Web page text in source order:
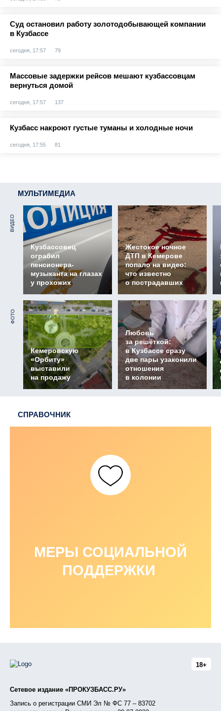
Суд остановил работу золотодобывающей компании
в Кузбассе
сегодня, 17:57 79
Массовые задержки рейсов мешают кузбассовцам
вернуться домой
сегодня, 17:57 137
Кузбасс накроют густые туманы и холодные ночи
сегодня, 17:55 81
МУЛЬТИМЕДИА
ВИДЕО
Кузбассовец
ограбил
пенсионера-
музыканта на глазах
у прохожих
Жестокое ночное
ДТП в Кемерове
попало на видео:
что известно
о пострадавших
ФОТО
Кемеровскую
«Орбиту»
выставили
на продажу
Любовь
за решёткой:
в Кузбассе сразу
две пары узаконили
отношения
в колонии
СПРАВОЧНИК
МЕРЫ СОЦИАЛЬНОЙ
ПОДДЕРЖКИ
18+
Сетевое издание «ПРОКУЗБАСС.РУ»
Запись о регистрации СМИ Эл № ФС 77 – 83702